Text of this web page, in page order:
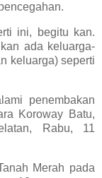
ini, begitu kan.
ada keluarga-
keluarga) seperti
penembakan
Koroway Batu,
Rabu, 11
Merah pada